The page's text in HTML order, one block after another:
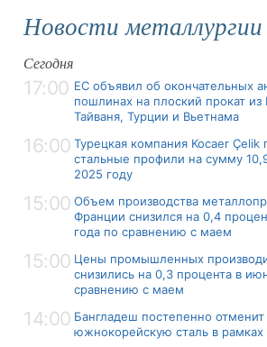
Новости металлургии
Сегодня
17:00 ЕС объявил об окончательных
пошлинах на плоский прокат
Тайваня, Турции и Вьетнама
16:00 Турецкая компания Kocaer Çelik
стальные профили на сумму
2025 году
15:00 Объем производства
Франции снизился на 0,4
года по сравнению с маем
15:00 Цены промышленных
снизились на 0,3 процента в
сравнению с маем
14:00 Бангладеш постепенно
южнокорейскую сталь в рамках